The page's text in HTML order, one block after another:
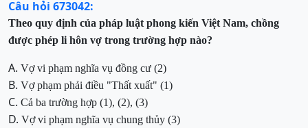
Câu hỏi 673042:
Theo quy định của pháp luật phong kiến Việt Nam, chồng
được phép li hôn vợ trong trường hợp nào?
A. Vợ vi phạm nghĩa vụ đồng cư (2)
B. Vợ phạm phải điều "Thất xuất" (1)
C. Cả ba trường hợp (1), (2), (3)
D. Vợ vi phạm nghĩa vụ chung thủy (3)